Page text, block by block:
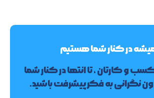
در کنار شما هستیم
و کارتان ، تا انتها در کنار شما
نگرانی به فکر پیشرفت باشید.